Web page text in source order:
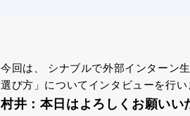
今回は、 シナブルで外部インターン
選び方」についてインタビューを行い
村井：本日はよろしくお願いい